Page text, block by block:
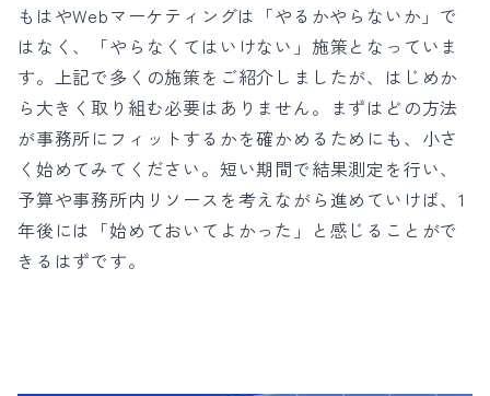
もはやWebマーケティングは「やるかやらないか」で
はなく、「やらなくてはいけない」施策となっていま
す。上記で多くの施策をご紹介しましたが、はじめか
ら大きく取り組む必要はありません。まずはどの方法
が事務所にフィットするかを確かめるためにも、小さ
く始めてみてください。短い期間で結果測定を行い、
予算や事務所内リソースを考えながら進めていけば、1
年後には「始めておいてよかった」と感じることがで
きるはずです。